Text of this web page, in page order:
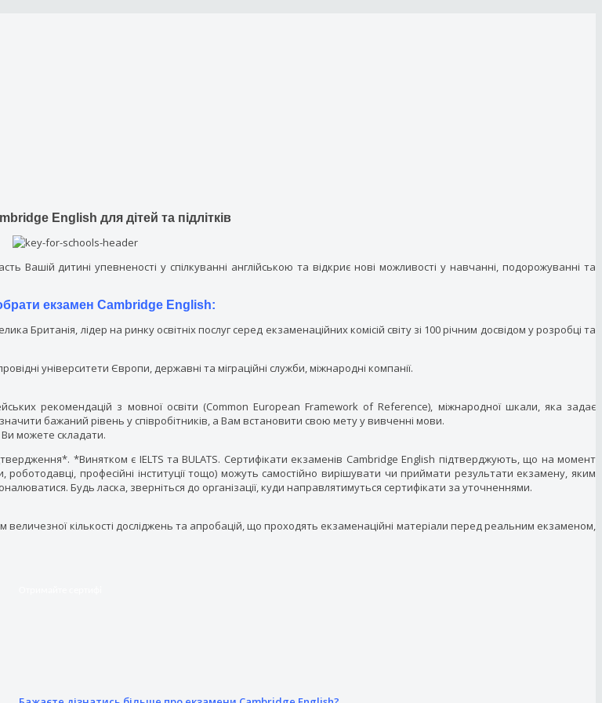
English для дітей та підлітків
Вашій дитині упевненості у спілкуванні англійською та відкриє нові можливості у навчанні, подорожуванні та
екзамен Cambridge English:
Британія, лідер на ринку освітніх послуг серед екзаменаційних комісій світу зі 100 річним досвідом у розробці та
університети Європи, державні та міграційні служби, міжнародні компанії.
рекомендацій з мовної освіти (Common European Framework of Reference), міжнародної шкали, яка задає
бажаний рівень у співробітників, а Вам встановити свою мету у вивченні мови.
можете складати.
*Винятком є IELTS та BULATS. Сертифікати екзаменів Cambridge English підтверджують, що на момент
роботодавці, професійні інституції тощо) можуть самостійно вирішувати чи приймати результати екзамену, яким
Будь ласка, зверніться до організації, куди направлятимуться сертифікати за уточненнями.
кількості досліджень та апробацій, що проходять екзаменаційні матеріали перед реальним екзаменом,